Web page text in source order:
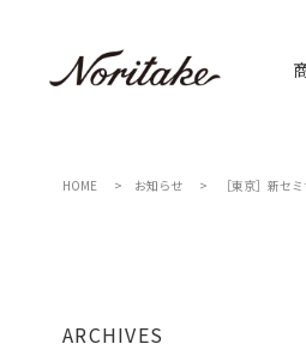
HOME お知らせ ［東京］新
ARCHIVES